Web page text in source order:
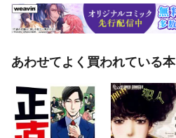
あわせてよく買われている本